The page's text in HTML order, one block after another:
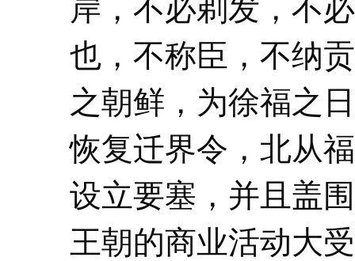
岸，不必剃发，不
也，不称臣，不纳
之朝鲜，为徐福之
恢复迁界令，北从
设立要塞，并且盖
王朝的商业活动大